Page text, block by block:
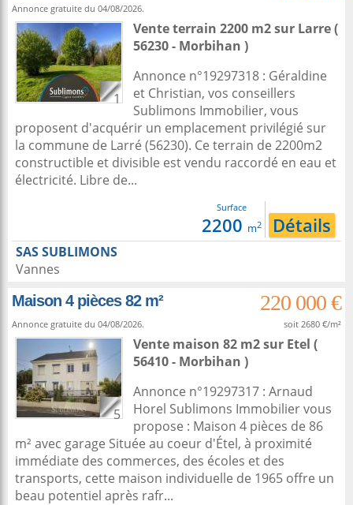
Annonce gratuite du 04/08/2026.
1
Vente terrain 2200 m2sur Larre(
56230 - Morbihan )
Annonce n°19297318 : Géraldine
et Christian, vos conseillers
Sublimons Immobilier, vous
proposent d'acquérir un emplacement privilégié sur
la commune de Larré (56230). Ce terrain de 2200m2
constructible et divisible est vendu raccordé en eau et
électricité. Libre de...
Surface
2200 m2 Détails
SAS SUBLIMONS
Vannes
Maison 4 pièces 82 m²
220 000 €
Annonce gratuite du 04/08/2026. soit 2680 €/m²
5
Vente maison 82 m2sur Etel (
56410 - Morbihan )
Annonce n°19297317 : Arnaud
Horel Sublimons Immobilier vous
propose : Maison 4 pièces de 86
m² avec garage Située au coeur d'Étel, à proximité
immédiate des commerces, des écoles et des
transports, cette maison individuelle de 1965 offre un
beau potentiel après rafr...